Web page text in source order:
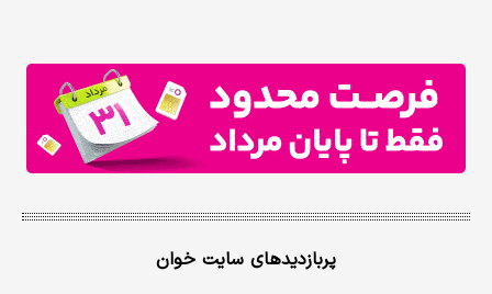
پربازدیدهای سایت خوان